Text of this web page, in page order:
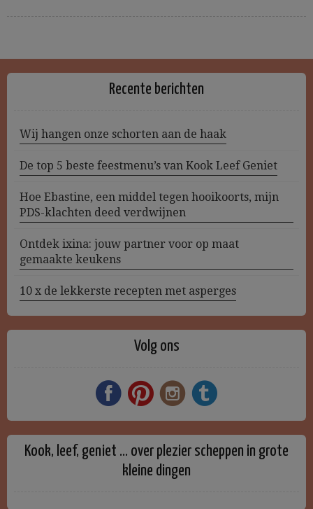
Recente berichten
Wij hangen onze schorten aan de haak
De top 5 beste feestmenu’s van Kook Leef Geniet
Hoe Ebastine, een middel tegen hooikoorts, mijn
PDS-klachten deed verdwijnen
Ontdek ixina: jouw partner voor op maat
gemaakte keukens
10 x de lekkerste recepten met asperges
Volg ons
Kook, leef, geniet … over plezier scheppen in grote
kleine dingen